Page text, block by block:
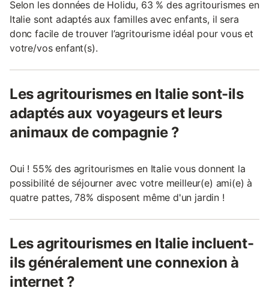
Selon les données de Holidu, 63 % des agritourismes en
Italie sont adaptés aux familles avec enfants, il sera
donc facile de trouver l’agritourisme idéal pour vous et
votre/vos enfant(s).
Les agritourismes en Italie sont-ils
adaptés aux voyageurs et leurs
animaux de compagnie ?
Oui ! 55% des agritourismes en Italie vous donnent la
possibilité de séjourner avec votre meilleur(e) ami(e) à
quatre pattes, 78% disposent même d'un jardin !
Les agritourismes en Italie incluent-
ils généralement une connexion à
internet ?